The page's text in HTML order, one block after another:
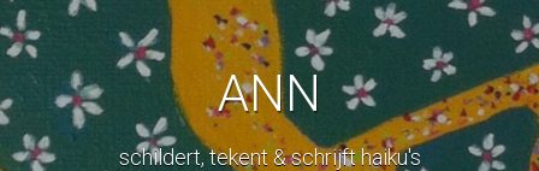
ANN
schildert, tekent & schrijft haiku's